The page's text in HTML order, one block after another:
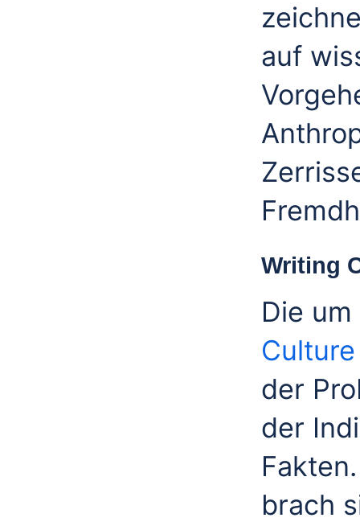
auf
Writing
Die
der
der
brach